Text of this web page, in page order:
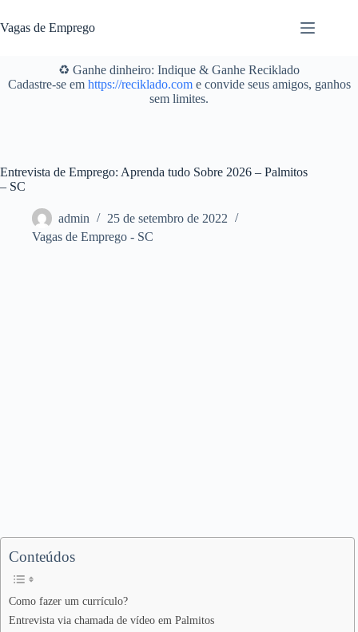
para
o
Vagas de Emprego
♻️ Ganhe dinheiro: Indique & Ganhe Reciklado
Cadastre-se em https://reciklado.come convide seus amigos, ganhos
sem limites.
Entrevista de Emprego: Aprenda tudo Sobre 2026 – Palmitos
– SC
admin
25 de setembro de 2022
Vagas de Emprego - SC
Conteúdos
Como fazer um currículo?
Entrevista via chamada de vídeo em Palmitos